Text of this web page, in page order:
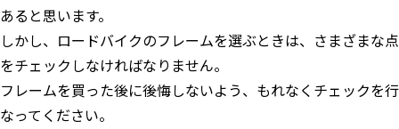
あると思います。
しかし、ロードバイクのフレームを選ぶときは、さまざまな点
をチェックしなければなりません。
フレームを買った後に後悔しないよう、もれなくチェックを行
なってください。